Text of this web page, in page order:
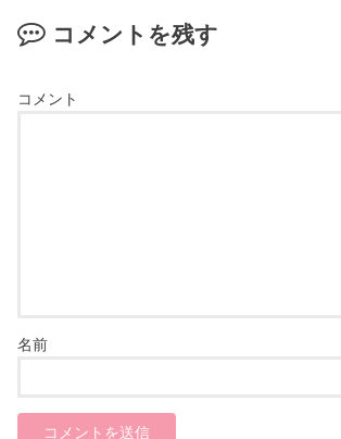
コメントを残す
コメント
名前